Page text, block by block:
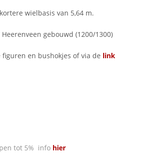
wielbasis van 5,64 m.
gebouwd (1200/1300)
en bushokjes of via de link
tot 5% info hier